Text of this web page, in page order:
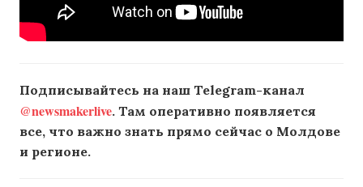
Подписывайтесь на наш Telegram-канал
@newsmakerlive. Там оперативно появляется
все, что важно знать прямо сейчас о Молдове
и регионе.